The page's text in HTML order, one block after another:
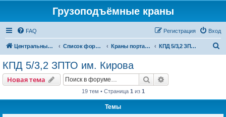
Грузоподъёмные краны
FAQ Вход
Регистрация
Центральный сайт Список форумов Краны портальные КПД 5/3,2 ЗПТО им. Кирова
КПД 5/3,2 ЗПТО им. Кирова
Новая тема Поиск
19 тем • Страница 1 из 1
Темы